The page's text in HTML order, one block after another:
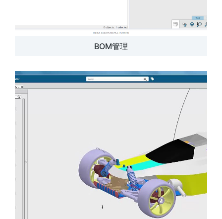
BOM管理